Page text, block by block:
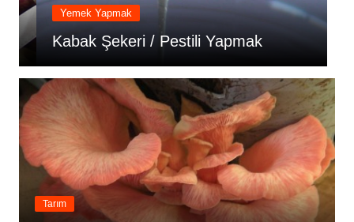
Yemek Yapmak
Kabak Şekeri / Pestili Yapmak
Tarım